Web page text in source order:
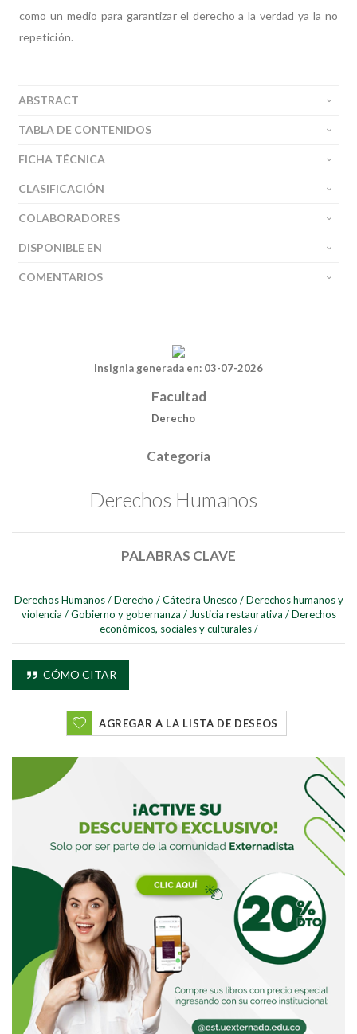
como un medio para garantizar el derecho a la verdad ya la no
repetición.
ABSTRACT
TABLA DE CONTENIDOS
FICHA TÉCNICA
CLASIFICACIÓN
COLABORADORES
DISPONIBLE EN
COMENTARIOS
Insignia generada en: 03-07-2026
Facultad
Derecho
Categoría
Derechos Humanos
PALABRAS CLAVE
Derechos Humanos / Derecho / Cátedra Unesco / Derechos humanos y
violencia / Gobierno y gobernanza / Justicia restaurativa / Derechos
económicos, sociales y culturales /
CÓMO CITAR
AGREGAR A LA LISTA DE DESEOS